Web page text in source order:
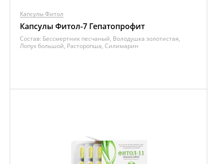
Капсулы Фитол
Капсулы Фитол-7 Гепатопрофит
Состав: Бессмертник песчаный, Володушка золотистая,
Лопух большой, Расторопша, Силимарин